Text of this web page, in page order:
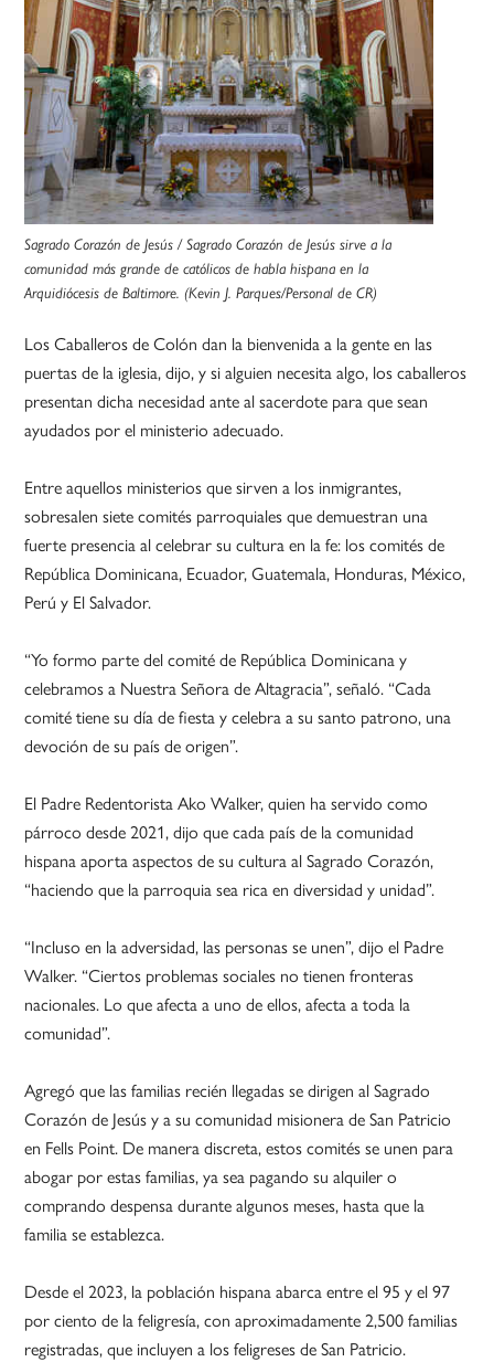
Sagrado Corazón de Jesús / Sagrado Corazón de Jesús sirve a la
comunidad más grande de católicos de habla hispana en la
Arquidiócesis de Baltimore. (Kevin J. Parques/Personal de CR)
Los Caballeros de Colón dan la bienvenida a la gente en las
puertas de la iglesia, dijo, y si alguien necesita algo, los caballeros
presentan dicha necesidad ante al sacerdote para que sean
ayudados por el ministerio adecuado.
Entre aquellos ministerios que sirven a los inmigrantes,
sobresalen siete comités parroquiales que demuestran una
fuerte presencia al celebrar su cultura en la fe: los comités de
República Dominicana, Ecuador, Guatemala, Honduras, México,
Perú y El Salvador.
“Yo formo parte del comité de República Dominicana y
celebramos a Nuestra Señora de Altagracia”, señaló. “Cada
comité tiene su día de fiesta y celebra a su santo patrono, una
devoción de su país de origen”.
El Padre Redentorista Ako Walker, quien ha servido como
párroco desde 2021, dijo que cada país de la comunidad
hispana aporta aspectos de su cultura al Sagrado Corazón,
“haciendo que la parroquia sea rica en diversidad y unidad”.
“Incluso en la adversidad, las personas se unen”, dijo el Padre
Walker. “Ciertos problemas sociales no tienen fronteras
nacionales. Lo que afecta a uno de ellos, afecta a toda la
comunidad”.
Agregó que las familias recién llegadas se dirigen al Sagrado
Corazón de Jesús y a su comunidad misionera de San Patricio
en Fells Point. De manera discreta, estos comités se unen para
abogar por estas familias, ya sea pagando su alquiler o
comprando despensa durante algunos meses, hasta que la
familia se establezca.
Desde el 2023, la población hispana abarca entre el 95 y el 97
por ciento de la feligresía, con aproximadamente 2,500 familias
registradas, que incluyen a los feligreses de San Patricio.